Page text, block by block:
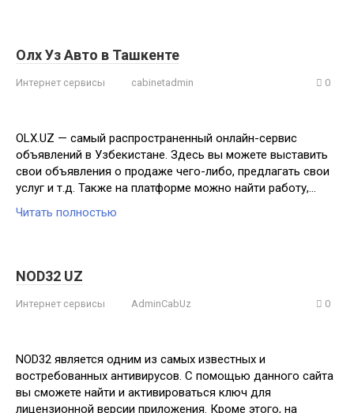
Олх Уз Авто в Ташкенте
Интернет сервисы cabinetadmin 0
OLX.UZ — самый распространенный онлайн-сервис
объявлений в Узбекистане. Здесь вы можете выставить
свои объявления о продаже чего-либо, предлагать свои
услуг и т.д. Также на платформе можно найти работу,…
Читать полностью
NOD32 UZ
Интернет сервисы AdminCabUz 0
NOD32 является одним из самых известных и
востребованных антивирусов. С помощью данного сайта
вы сможете найти и активироваться ключ для
лицензионной версии приложения. Кроме этого, на